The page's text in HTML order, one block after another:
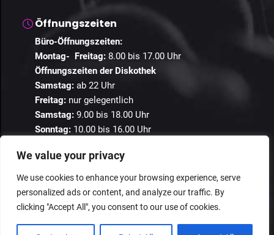
We value your privacy
We use cookies to enhance your browsing experience, serve
personalized ads or content, and analyze our traffic. By
clicking "Accept All", you consent to our use of cookies.
Öffnungszeiten
Büro-Öffnungszeiten:
Montag- Freitag: 8.00 bis 17.00 Uhr
Öffnungszeiten der Diskothek
Samstag: ab 22 Uhr
Freitag: nur gelegentlich
Samstag: 9.00 bis 18.00 Uhr
Sonntag: 10.00 bis 16.00 Uhr
© 2024 Guestastic. Alle Rechte vorbehalten.
Datenschutz Geschäftsbedingungen